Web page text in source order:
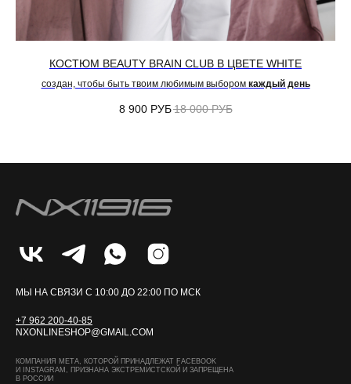
КОСТЮМ BEAUTY BRAIN CLUB В ЦВЕТЕ WHITE
создан, чтобы быть твоим любимым выбором каждый день
8 900 РУБ18 000 РУБ
+7 962 200-40-85
NXONLINESHOP@GMAIL.COM
КОМПАНИЯ МЕТА, КОТОРОЙ ПРИНАДЛЕЖАТ FACEBOOK
И INSTAGRAM, ПРИЗНАНА ЭКСТРЕМИСТСКОЙ И ЗАПРЕЩЕНА
В РОССИИ
МЫ НА СВЯЗИ С 10:00 ДО 22:00 ПО МСК